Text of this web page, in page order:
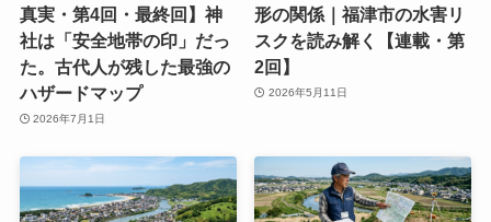
真実・第4回・最終回】神
社は「安全地帯の印」だっ
た。古代人が残した最強の
ハザードマップ
2026年7月1日
形の関係｜福津市の水害リ
スクを読み解く【連載・第
2回】
2026年5月11日